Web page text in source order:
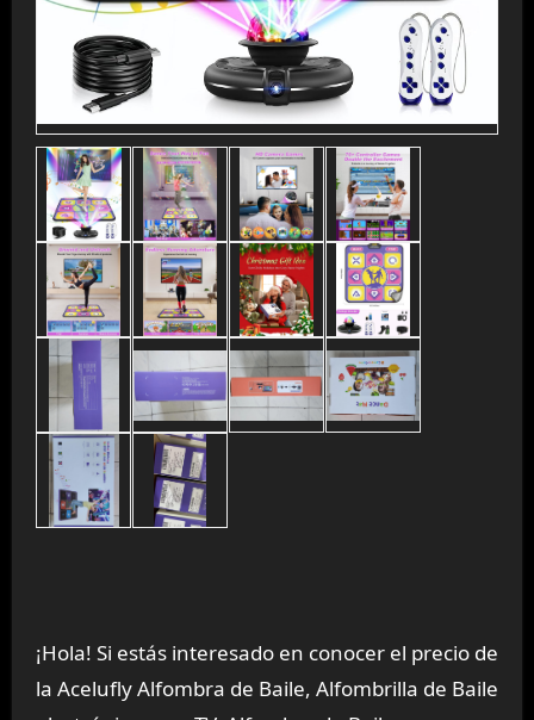
¡Hola! Si estás interesado en conocer el precio de
la Acelufly Alfombra de Baile, Alfombrilla de Baile